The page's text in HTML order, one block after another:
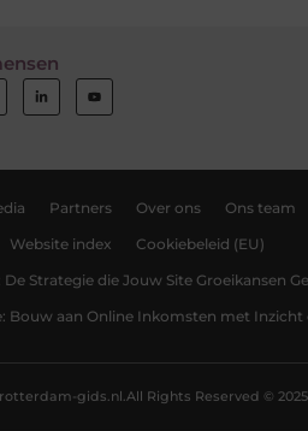
Partners Over ons Ons team
Website index Cookiebeleid (EU)
Strategie die Jouw Site Groeikansen
Bouw aan Online Inkomsten met Inzicht
All Rights Reserved © 2025
gids.nl.